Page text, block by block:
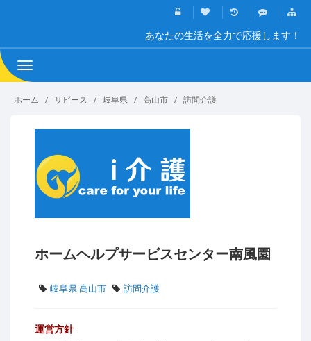
あなたの生活を全力で応援します！
Toggle
navigation
ホーム サビース 岐阜県 高山市 訪問介護
ホームヘルプサービスセンター南風園
岐阜県 高山市 訪問介護
運営方針